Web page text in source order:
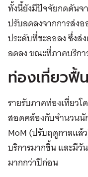
ทั้งนี้ยังมีปัจจัยกดดันจ
ปรับลดลงจากการส่ง
ประดับที่ชะลอลง ซึ่งส่
ลดลง ขณะที่ภาคบริกา
ท่องเที่ยวฟื้
รายรับภาคท่องเที่ยว
สอดคล้องกับจำนวนนั
MoM (ปรับฤดูกาลแล้
บริการมากขึ้น และมี
มากกว่าปีก่อน